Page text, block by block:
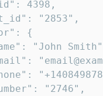
4398,
"2853",
{
"John
"2746",